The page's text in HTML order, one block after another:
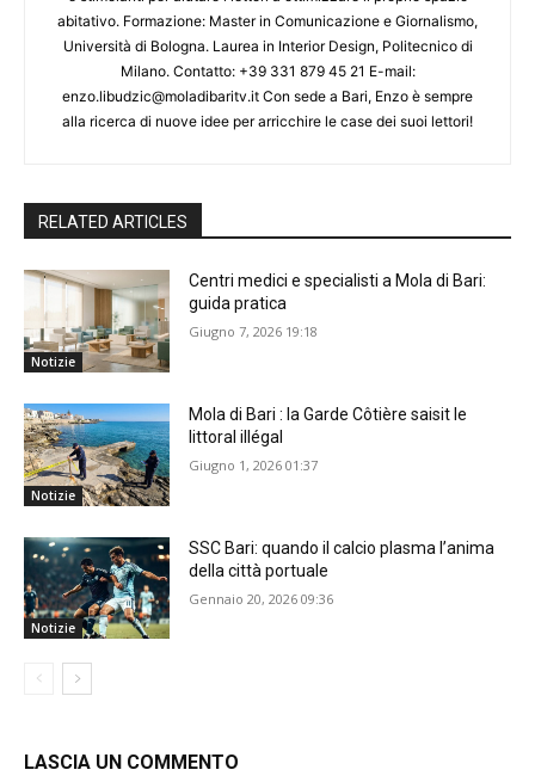
abitativo. Formazione: Master in Comunicazione e Giornalismo,
Università di Bologna. Laurea in Interior Design, Politecnico di
Milano. Contatto: +39 331 879 45 21 E-mail:
enzo.libudzic@moladibaritv.it Con sede a Bari, Enzo è sempre
alla ricerca di nuove idee per arricchire le case dei suoi lettori!
RELATED ARTICLES
Notizie
Centri medici e specialisti a Mola di Bari:
guida pratica
Giugno 7, 2026 19:18
Notizie
Mola di Bari : la Garde Côtière saisit le
littoral illégal
Giugno 1, 2026 01:37
Notizie
SSC Bari: quando il calcio plasma l’anima
della città portuale
Gennaio 20, 2026 09:36
LASCIA UN COMMENTO